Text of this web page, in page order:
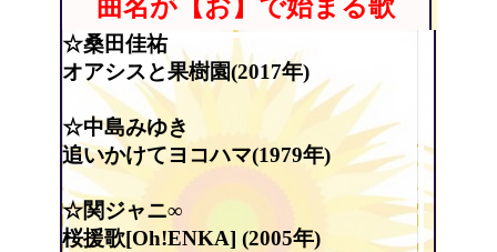
曲名が【お】で始まる歌
☆桑田佳祐
オアシスと果樹園(2017年)
☆中島みゆき
追いかけてヨコハマ(1979年)
☆関ジャニ∞
桜援歌[Oh!ENKA] (2005年)